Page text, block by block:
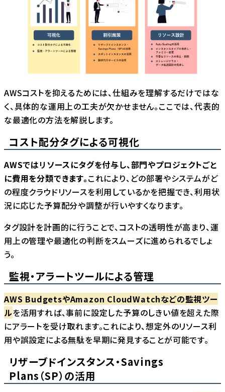
AWSコストを抑えるためには、仕組みを理解するだけではな
く、具体的な運用上の工夫が欠かせません。ここでは、代表的
な最適化の方法を解説します。
コスト配分タグによる可視化
AWSではリソースにタグを付与し、部門やプロジェクトごと
に費用を分類できます。これにより、どの部署やシステムがど
の程度クラウドリソースを利用しているかを把握でき、利用状
況に応じた予算配分や調整が行いやすくなります。
タグ設計を計画的に行うことで、コストの透明性が高まり、運
用上の管理や最適化の判断をスムーズに進められるでしょ
う。
監視・アラートツールによる管理
AWS BudgetsやAmazon CloudWatchなどの監視ツー
ルを活用すれば、事前に設定した予算のしきい値を超えた際
にアラートを受け取れます。これにより、想定外のリソース利
用や誤設定による無駄を早期に発見することが可能です。
リザーブドインスタンス・Savings
Plans（SP）の活用